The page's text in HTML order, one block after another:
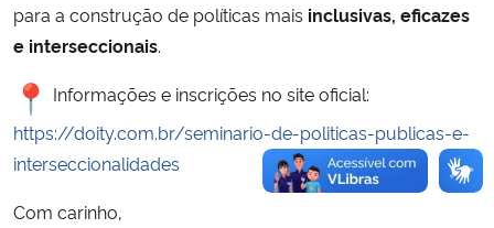
para a construção de políticas mais inclusivas, eficazes
e interseccionais.
Informações e inscrições no site oficial:
https://doity.com.br/seminario-de-politicas-publicas-e-
interseccionalidades
Com carinho,